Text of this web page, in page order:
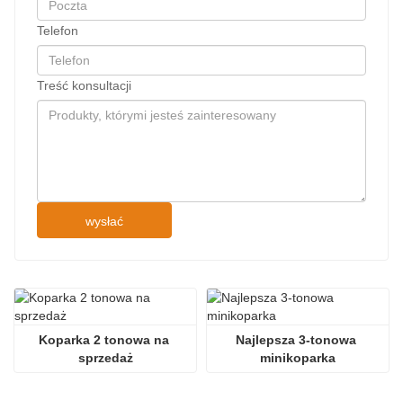
Telefon
Treść konsultacji
wysłać
Koparka 2 tonowa na
sprzedaż
Najlepsza 3-tonowa
minikoparka